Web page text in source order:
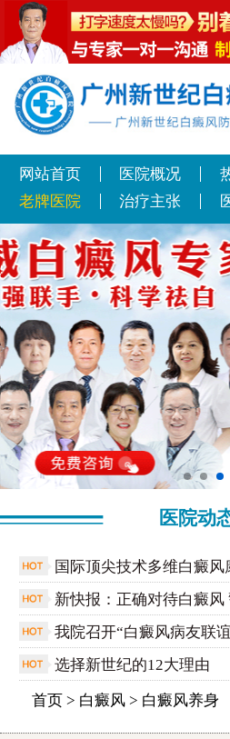
网站首页 医院概况
老牌医院
治疗主张
医院动
国际顶尖技术多维白癜
新快报：正确对待白癜风
我院召开“白癜风病友联
选择新世纪的12大理由
首页 > 白癜风 > 白癜风养身